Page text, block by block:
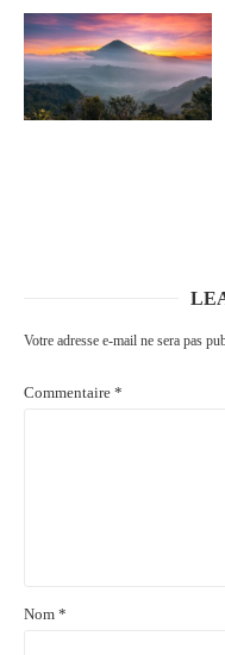
Votre adresse e-mail ne sera pas
Commentaire *
Nom *